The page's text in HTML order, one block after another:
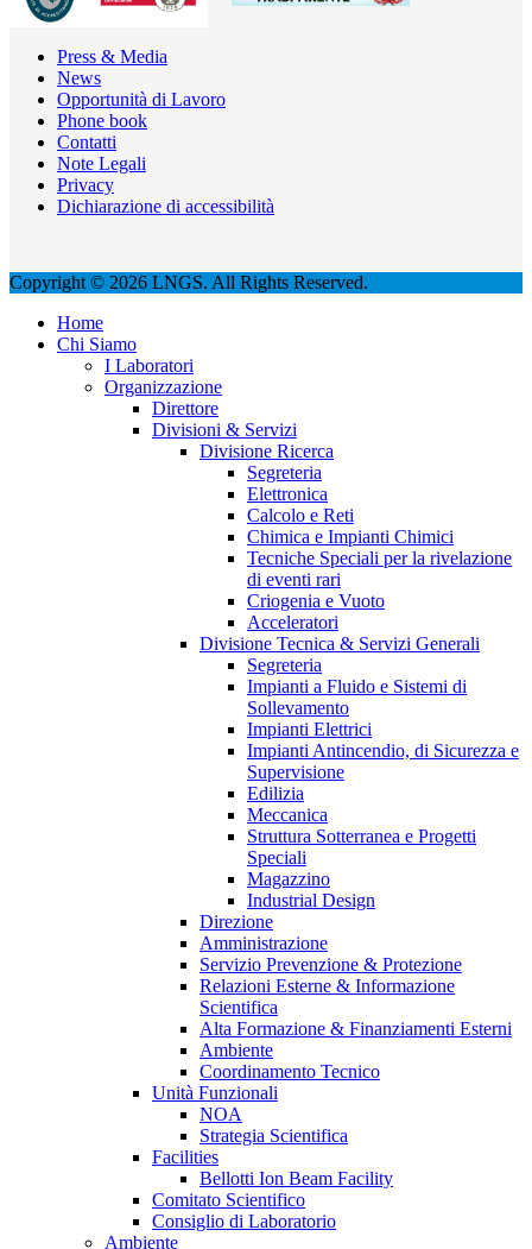
Press & Media
News
Opportunità di Lavoro
Phone book
Contatti
Note Legali
Privacy
Dichiarazione di accessibilità
Copyright © 2026 LNGS. All Rights Reserved.
Home
Chi Siamo
I Laboratori
Organizzazione
Direttore
Divisioni & Servizi
Divisione Ricerca
Segreteria
Elettronica
Calcolo e Reti
Chimica e Impianti Chimici
Tecniche Speciali per la rivelazione
di eventi rari
Criogenia e Vuoto
Acceleratori
Divisione Tecnica & Servizi Generali
Segreteria
Impianti a Fluido e Sistemi di
Sollevamento
Impianti Elettrici
Impianti Antincendio, di Sicurezza e
Supervisione
Edilizia
Meccanica
Struttura Sotterranea e Progetti
Speciali
Magazzino
Industrial Design
Direzione
Amministrazione
Servizio Prevenzione & Protezione
Relazioni Esterne & Informazione
Scientifica
Alta Formazione & Finanziamenti Esterni
Ambiente
Coordinamento Tecnico
Unità Funzionali
NOA
Strategia Scientifica
Facilities
Bellotti Ion Beam Facility
Comitato Scientifico
Consiglio di Laboratorio
Ambiente